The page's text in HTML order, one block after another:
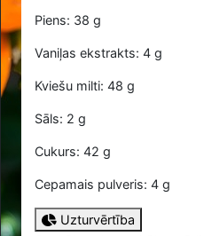
Piens: 38 g
Vaniļas ekstrakts: 4 g
Kviešu milti: 48 g
Sāls: 2 g
Cukurs: 42 g
Cepamais pulveris: 4 g
Uzturvērtība